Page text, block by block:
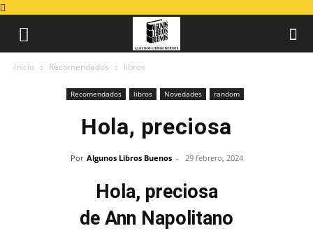
Inicio Recomendados libros
Recomendados libros Novedades random
Hola, preciosa
Por Algunos Libros Buenos - 29 febrero, 2024
Hola, preciosa
de Ann Napolitano